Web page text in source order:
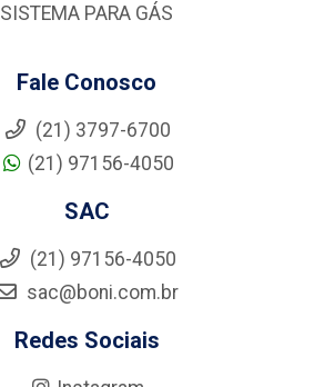
SISTEMA PARA GÁS
Fale Conosco
(21) 3797-6700
(21) 97156-4050
SAC
(21) 97156-4050
sac@boni.com.br
Redes Sociais